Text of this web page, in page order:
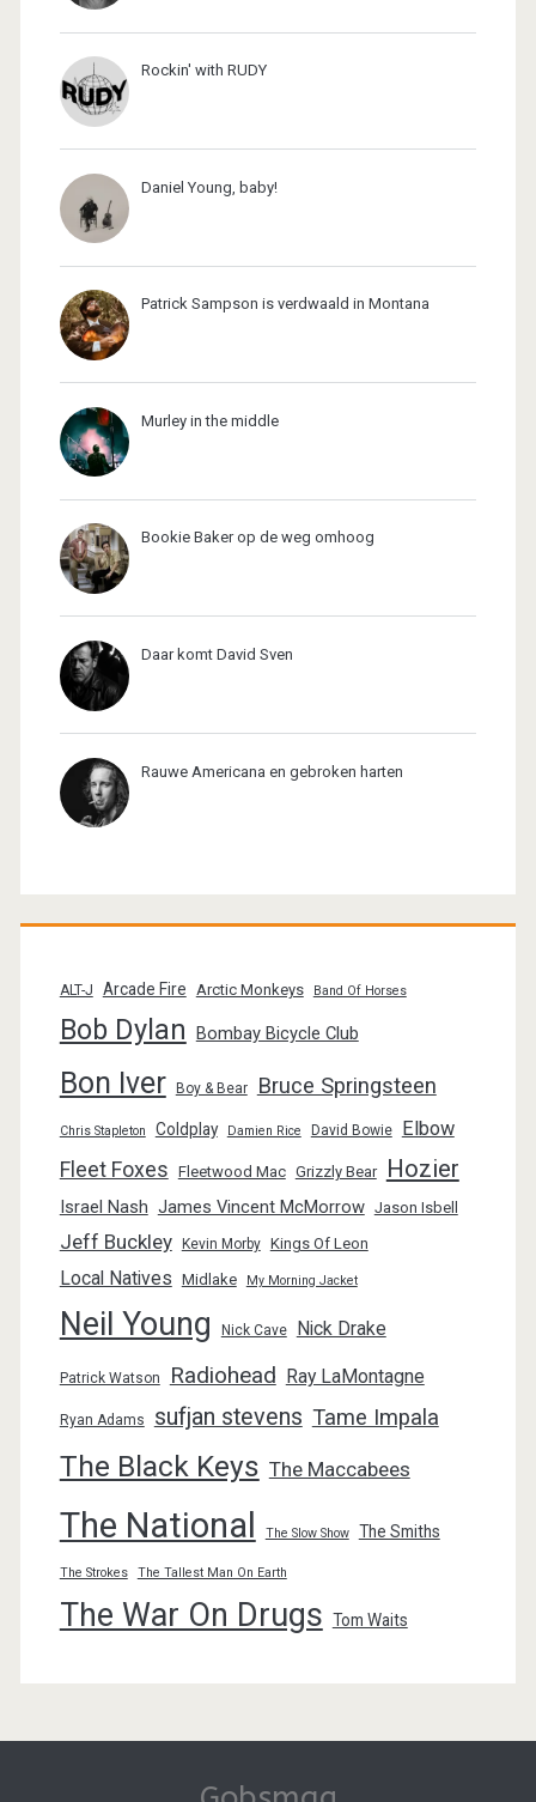
Rockin' with RUDY
Daniel Young, baby!
Patrick Sampson is verdwaald in Montana
Murley in the middle
Bookie Baker op de weg omhoog
Daar komt David Sven
Rauwe Americana en gebroken harten
ALT-J Arcade Fire Arctic Monkeys Band Of Horses
Bob Dylan Bombay Bicycle Club
Bon Iver Boy & Bear Bruce Springsteen
Chris Stapleton Coldplay Damien Rice David Bowie Elbow
Fleet Foxes Fleetwood Mac Grizzly Bear Hozier
Israel Nash James Vincent McMorrow Jason Isbell
Jeff Buckley Kevin Morby Kings Of Leon
Local Natives Midlake My Morning Jacket
Neil Young Nick Cave Nick Drake
Patrick Watson Radiohead Ray LaMontagne
Ryan Adams sufjan stevens Tame Impala
The Black Keys The Maccabees
The National The Slow Show The Smiths
The Strokes The Tallest Man On Earth
The War On Drugs Tom Waits